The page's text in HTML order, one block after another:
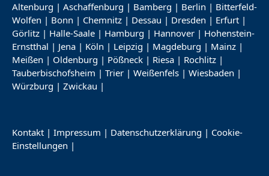
Altenburg | Aschaffenburg | Bamberg | Berlin | Bitterfeld-
Wolfen | Bonn | Chemnitz | Dessau | Dresden | Erfurt |
Görlitz | Halle-Saale | Hamburg | Hannover | Hohenstein-
Ernstthal | Jena | Köln | Leipzig | Magdeburg | Mainz |
Meißen | Oldenburg | Pößneck | Riesa | Rochlitz |
Tauberbischofsheim | Trier | Weißenfels | Wiesbaden |
Würzburg | Zwickau |
Kontakt | Impressum | Datenschutzerklärung | Cookie-
Einstellungen |